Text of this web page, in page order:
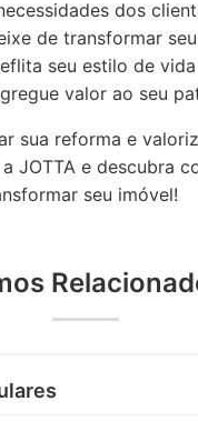
dos
de transformar
seu estilo de
valor ao seu
sua reforma e
JOTTA e descubra
seu imóvel!